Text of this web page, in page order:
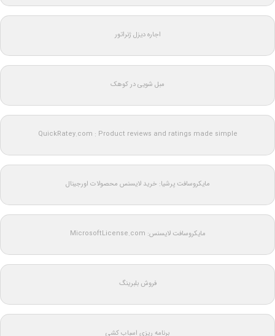
اجاره دیزل ژنراتور
مبل شویی در کوهک
QuickRatey.com : Product reviews and ratings made simple
مایکروسافت پرشیا: خرید لایسنس محصولات اورجینال
مایکروسافت لایسنس: MicrosoftLicense.com
فروش بلبرینگ
برنامه ریزی اسباب کشی